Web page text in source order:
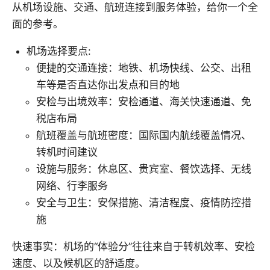
从机场设施、交通、航班连接到服务体验，给你一个全
面的参考。
机场选择要点:
便捷的交通连接：地铁、机场快线、公交、出租
车等是否直达你出发点和目的地
安检与出境效率：安检通道、海关快速通道、免
税店布局
航班覆盖与航班密度：国际国内航线覆盖情况、
转机时间建议
设施与服务：休息区、贵宾室、餐饮选择、无线
网络、行李服务
安全与卫生：安保措施、清洁程度、疫情防控措
施
快速事实：机场的“体验分”往往来自于转机效率、安检
速度、以及候机区的舒适度。